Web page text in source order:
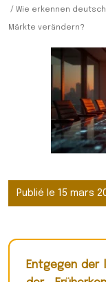
/ Wie erkennen
Märkte verändern?
Publié le 15 mars
Entgegen der